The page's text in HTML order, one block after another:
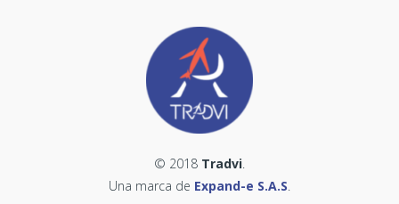
© 2018 Tradvi.
Una marca de Expand-e S.A.S.